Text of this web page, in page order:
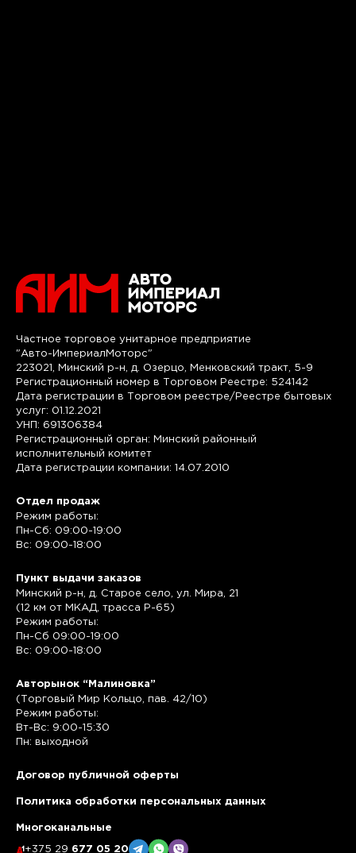
Частное торговое унитарное предприятие
"Авто-ИмпериалМоторс"
223021, Минский р-н, д. Озерцо, Менковский тракт, 5-9
Регистрационный номер в Торговом Реестре: 524142
Дата регистрации в Торговом реестре/Реестре бытовых
услуг: 01.12.2021
УНП: 691306384
Регистрационный орган: Минский районный
исполнительный комитет
Дата регистрации компании: 14.07.2010
Отдел продаж
Режим работы:
Пн-Сб: 09:00-19:00
Вс: 09:00-18:00
Пункт выдачи заказов
Минский р-н, д. Старое село, ул. Мира, 21
(12 км от МКАД, трасса P-65)
Режим работы:
Пн-Сб 09:00-19:00
Вс: 09:00-18:00
Авторынок “Малиновка”
(Торговый Мир Кольцо, пав. 42/10)
Режим работы:
Вт-Вс: 9:00-15:30
Пн: выходной
Договор публичной оферты
Политика обработки персональных данных
Многоканальные
+375 29 677 05 20